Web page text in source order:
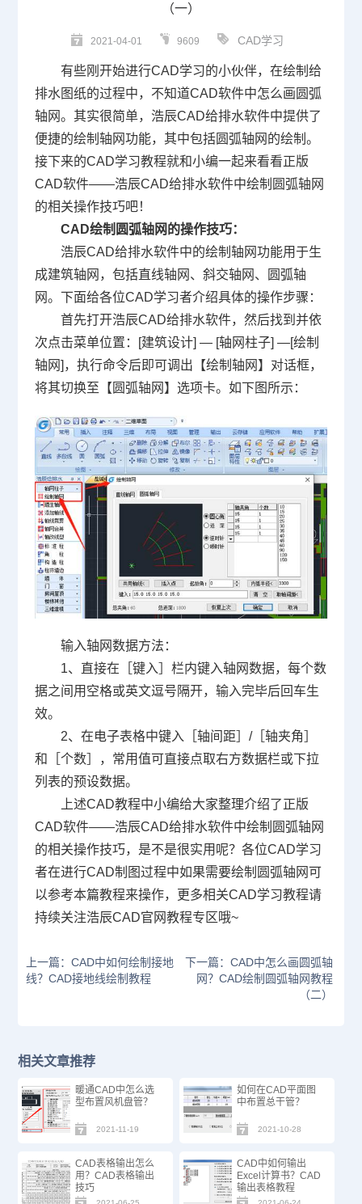
（一）
2021-04-01 9609 CAD学习
有些刚开始进行CAD学习的小伙伴，在绘制给
排水图纸的过程中，不知道CAD软件中怎么画圆弧
轴网。其实很简单，浩辰CAD给排水软件中提供了
便捷的绘制轴网功能，其中包括圆弧轴网的绘制。
接下来的CAD学习教程就和小编一起来看看正版
CAD软件——浩辰CAD给排水软件中绘制圆弧轴网
的相关操作技巧吧！
CAD绘制圆弧轴网 的操作技巧：
浩辰CAD给排水软件中的绘制轴网功能用于生
成建筑轴网，包括直线轴网、斜交轴网、圆弧轴
网。下面给各位CAD学习者介绍具体的操作步骤：
首先打开浩辰CAD给排水软件，然后找到并依
次点击菜单位置：[建筑设计] — [轴网柱子] —[绘制
轴网]，执行命令后即可调出【绘制轴网】对话框，
将其切换至【圆弧轴网】选项卡。如下图所示：
输入轴网数据方法：
1、直接在［键入］栏内键入轴网数据，每个数
据之间用空格或英文逗号隔开，输入完毕后回车生
效。
2、在电子表格中键入［轴间距］/［轴夹角］
和［个数］，常用值可直接点取右方数据栏或下拉
列表的预设数据。
上述CAD教程中小编给大家整理介绍了正版
CAD软件——浩辰CAD给排水软件中绘制圆弧轴网
的相关操作技巧，是不是很实用呢？各位CAD学习
者在进行CAD制图过程中如果需要绘制圆弧轴网可
以参考本篇教程来操作，更多相关CAD学习教程请
持续关注浩辰CAD官网教程专区哦~
上一篇：CAD中如何绘制接地
线？CAD接地线绘制教程
下一篇：CAD中怎么画圆弧轴
网？CAD绘制圆弧轴网教程
（二）
相关文章推荐
暖通CAD中怎么选
型布置风机盘管？
2021-11-19
如何在CAD平面图
中布置总干管？
2021-10-28
CAD表格输出怎么
用？CAD表格输出
技巧
CAD中如何输出
Excel计算书？CAD
输出表格教程